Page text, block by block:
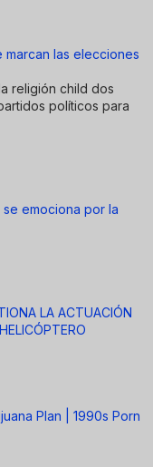
las elecciones
religión child dos
políticos para
emociona por la
LA ACTUACIÓN
Plan | 1990s Porn